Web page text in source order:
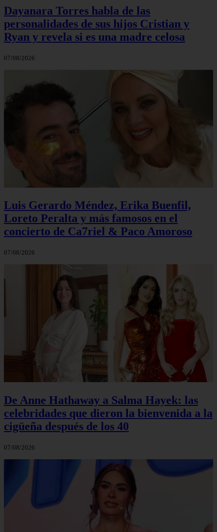
Dayanara Torres habla de las
personalidades de sus hijos Cristian y
Ryan y revela si es una madre celosa
07/08/2026
Luis Gerardo Méndez, Erika Buenfil,
Loreto Peralta y más famosos en el
concierto de Ca7riel & Paco Amoroso
07/08/2026
De Anne Hathaway a Salma Hayek: las
celebridades que dieron la bienvenida a la
cigüeña después de los 40
07/08/2026